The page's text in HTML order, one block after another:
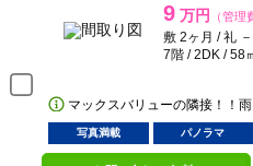
9 万円 （管理
敷 2ヶ月 / 礼 －
7階 / 2DK / 58
マックスバリューの隣接！！
写真満載 パノラマ